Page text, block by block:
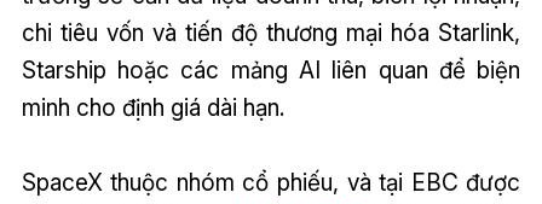
chi tiêu vốn và tiến độ thương mại hóa Starlink,
Starship hoặc các mảng AI liên quan để biện
minh cho định giá dài hạn.
SpaceX thuộc nhóm cổ phiếu, và tại EBC được